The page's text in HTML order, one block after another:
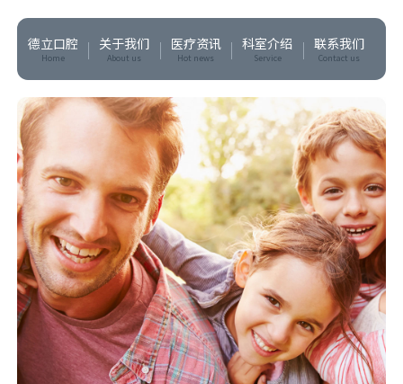
德立口腔
Home
关于我们
About us
医疗资讯
Hot news
科室介绍
Service
联系我们
Contact us